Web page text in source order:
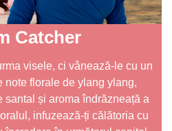
Catcher
visele, ci vânează-le cu un
note florale de ylang ylang,
santal și aroma îndrăzneață a
infuzează-ți călătoria cu